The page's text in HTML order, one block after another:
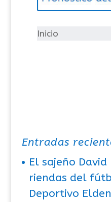
íInicio
Entradas
El sajeño
riendas del
Deportivo